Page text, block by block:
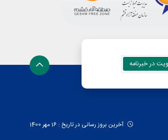
آخرین بروز رسانی در تاریخ : 16 مهر 1400